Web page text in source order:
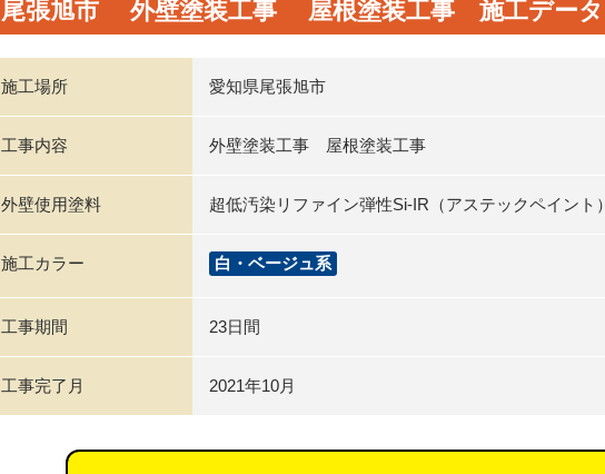
尾張旭市 外壁塗装工事 屋根塗装工事 施工データ
施工場所 愛知県尾張旭市
工事内容 外壁塗装工事 屋根塗装工事
外壁使用塗料 超低汚染リファイン弾性Si-IR（アステックペイント）
施工カラー 白・ベージュ系
工事期間 23日間
工事完了月 2021年10月